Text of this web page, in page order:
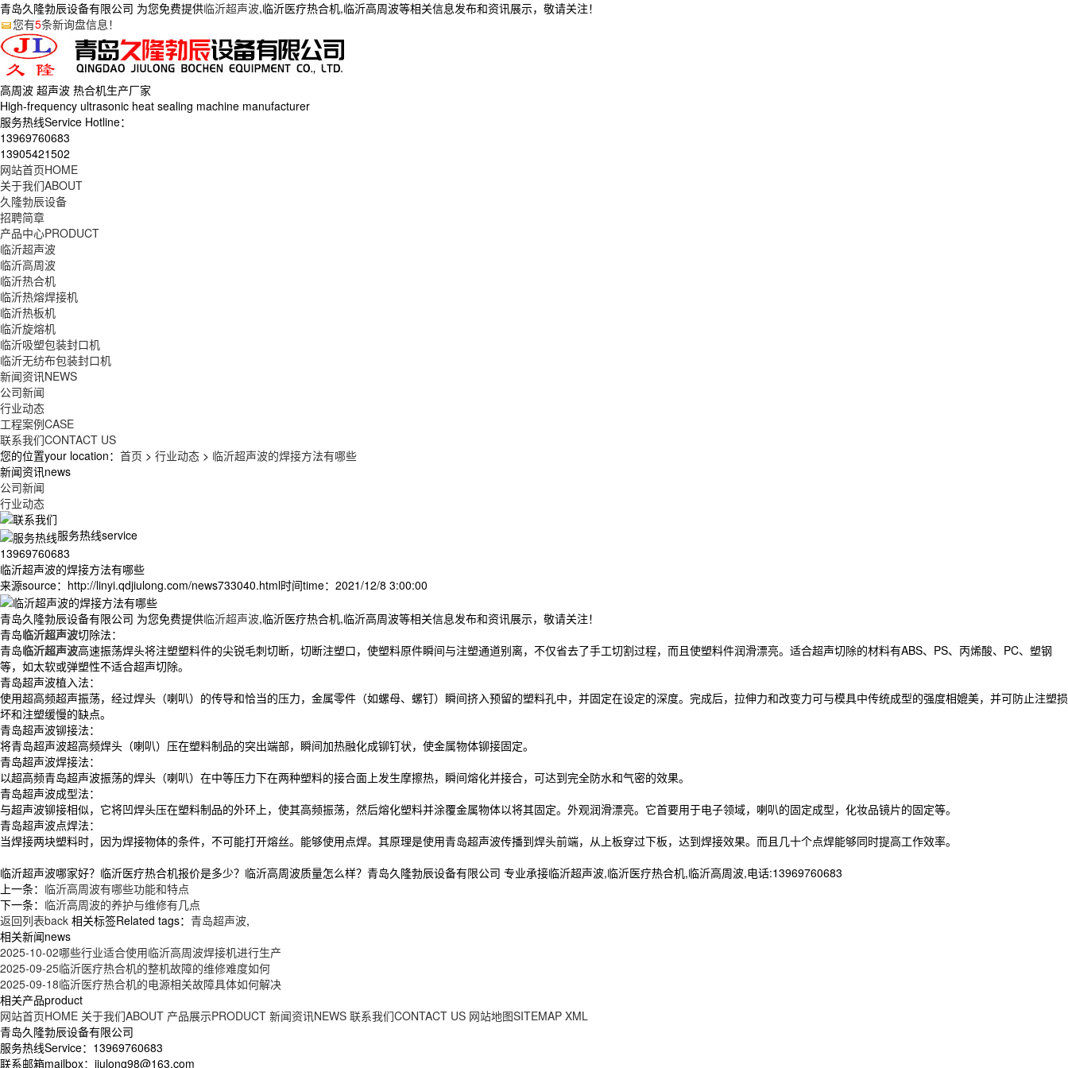
青岛久隆勃辰设备有限公司 为您免费提供临沂超声波,临沂医疗热合机,临沂高周波等相关信息发布和资讯展示，敬请关注！
您有5条新询盘信息！
高周波 超声波 热合机生产厂家
High-frequency ultrasonic heat sealing machine manufacturer
服务热线Service Hotline：
13969760683
13905421502
网站首页HOME
关于我们ABOUT
久隆勃辰设备
招聘简章
产品中心PRODUCT
临沂超声波
临沂高周波
临沂热合机
临沂热熔焊接机
临沂热板机
临沂旋熔机
临沂吸塑包装封口机
临沂无纺布包装封口机
新闻资讯NEWS
公司新闻
行业动态
工程案例CASE
联系我们CONTACT US
您的位置your location： 首页 > 行业动态 > 临沂超声波的焊接方法有哪些
新闻资讯news
公司新闻
行业动态
服务热线service
13969760683
临沂超声波的焊接方法有哪些
来源source：http://linyi.qdjiulong.com/news733040.html时间time：2021/12/8 3:00:00
青岛久隆勃辰设备有限公司 为您免费提供临沂超声波,临沂医疗热合机,临沂高周波等相关信息发布和资讯展示，敬请关注！
青岛临沂超声波切除法：
青岛临沂超声波高速振荡焊头将注塑塑料件的尖锐毛刺切断，切断注塑口，使塑料原件瞬间与注塑通道别离，不仅省去了手工切割过程，而且使塑料件润滑漂亮。适合超声切除的材料有ABS、PS、丙烯酸、PC、塑钢
等，如太软或弹塑性不适合超声切除。
青岛超声波植入法：
使用超高频超声振荡，经过焊头（喇叭）的传导和恰当的压力，金属零件（如螺母、螺钉）瞬间挤入预留的塑料孔中，并固定在设定的深度。完成后，拉伸力和改变力可与模具中传统成型的强度相媲美，并可防止注塑损
坏和注塑缓慢的缺点。
青岛超声波铆接法：
将青岛超声波超高频焊头（喇叭）压在塑料制品的突出端部，瞬间加热融化成铆钉状，使金属物体铆接固定。
青岛超声波焊接法：
以超高频青岛超声波振荡的焊头（喇叭）在中等压力下在两种塑料的接合面上发生摩擦热，瞬间熔化并接合，可达到完全防水和气密的效果。
青岛超声波成型法：
与超声波铆接相似，它将凹焊头压在塑料制品的外环上，使其高频振荡，然后熔化塑料并涂覆金属物体以将其固定。外观润滑漂亮。它首要用于电子领域，喇叭的固定成型，化妆品镜片的固定等。
青岛超声波点焊法：
当焊接两块塑料时，因为焊接物体的条件，不可能打开熔丝。能够使用点焊。其原理是使用青岛超声波传播到焊头前端，从上板穿过下板，达到焊接效果。而且几十个点焊能够同时提高工作效率。
临沂超声波哪家好？临沂医疗热合机报价是多少？临沂高周波质量怎么样？青岛久隆勃辰设备有限公司 专业承接临沂超声波,临沂医疗热合机,临沂高周波,电话:13969760683
上一条： 临沂高周波有哪些功能和特点
下一条： 临沂高周波的养护与维修有几点
返回列表back 相关标签Related tags： 青岛超声波,
相关新闻news
2025-10-02哪些行业适合使用临沂高周波焊接机进行生产
2025-09-25临沂医疗热合机的整机故障的维修难度如何
2025-09-18临沂医疗热合机的电源相关故障具体如何解决
相关产品product
网站首页HOME 关于我们ABOUT 产品展示PRODUCT 新闻资讯NEWS 联系我们CONTACT US 网站地图SITEMAP XML
青岛久隆勃辰设备有限公司
服务热线Service：13969760683
联系邮箱mailbox：jiulong98@163.com